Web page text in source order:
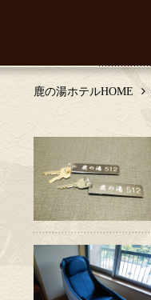
鹿の湯ホテルHOME